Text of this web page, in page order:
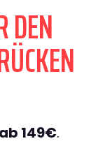
DEN
ab 149€.